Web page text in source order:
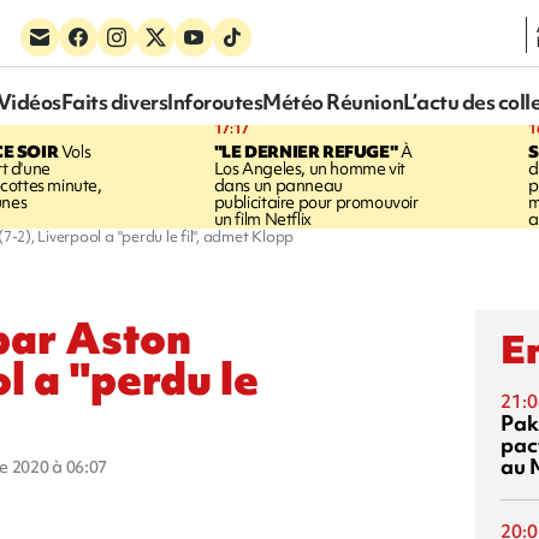
Faits diversInforoutesMétéo RéunionL’actu des
SOIRVols
d'une
minute,
17:17
"LE DERNIER REFUGE"À
Los Angeles, un homme vit
dans un panneau
publicitaire pour promouvoir
un film Netflix
2), Liverpool a "perdu le fil", admet Klopp
Aston
a "perdu le
2020 à 06:07 au